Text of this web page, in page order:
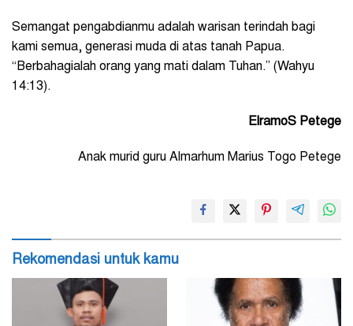
Semangat pengabdianmu adalah warisan terindah bagi
kami semua, generasi muda di atas tanah Papua.
“Berbahagialah orang yang mati dalam Tuhan.” (Wahyu
14:13).
ElramoS Petege
Anak murid guru Almarhum Marius Togo Petege
Rekomendasi untuk kamu